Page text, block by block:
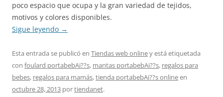
poco espacio que ocupa y la gran variedad de tejidos,
motivos y colores disponibles.
Sigue leyendo →
Esta entrada se publicó en Tiendas web onliney está etiquetada
con foulard portabebAi??s, mantas portabebAi??s, regalos para
bebes, regalos para mamás,tienda portabebAi??s onlineen
octubre 28, 2013 portiendanet.